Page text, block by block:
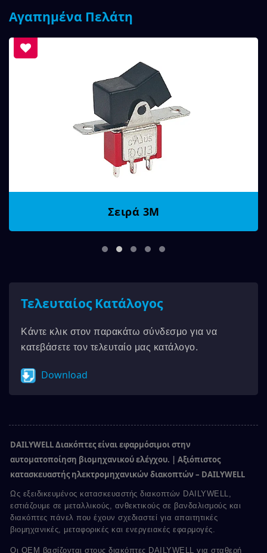
Αγαπημένα Πελάτη
Σειρά 3M
Τελευταίος Κατάλογος
Κάντε κλικ στον παρακάτω σύνδεσμο για να
κατεβάσετε τον τελευταίο μας κατάλογο.
Download
DAILYWELL Διακόπτες είναι εφαρμόσιμοι στην
αυτοματοποίηση βιομηχανικού ελέγχου. | Αξιόπιστος
κατασκευαστής ηλεκτρομηχανικών διακοπτών – DAILYWELL
Ως εξειδικευμένος κατασκευαστής διακοπτών DAILYWELL,
εστιάζουμε σε μεταλλικούς, ανθεκτικούς σε βανδαλισμούς και
διακόπτες πάνελ που έχουν σχεδιαστεί για απαιτητικές
βιομηχανικές, μεταφορικές και ενεργειακές εφαρμογές.
Οι OEM βασίζονται στους διακόπτες DAILYWELL για σταθερή